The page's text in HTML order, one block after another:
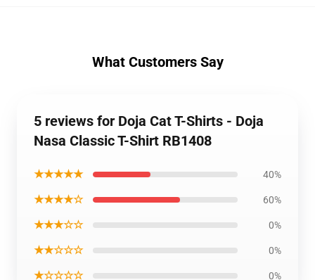
What Customers Say
5 reviews for Doja Cat T-Shirts - Doja
Nasa Classic T-Shirt RB1408
★★★★★ 40%
★★★★☆ 60%
★★★☆☆ 0%
★★☆☆☆ 0%
★☆☆☆☆ 0%